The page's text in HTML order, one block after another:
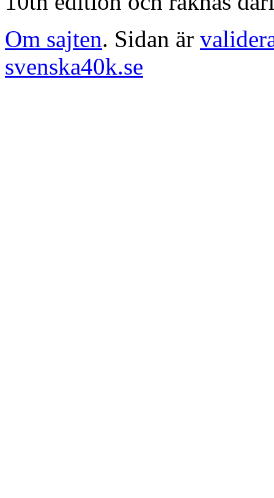
Om sajten. Sidan är
svenska40k.se